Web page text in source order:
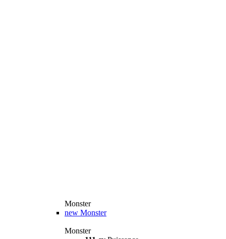
Monster
new Monster
Monster